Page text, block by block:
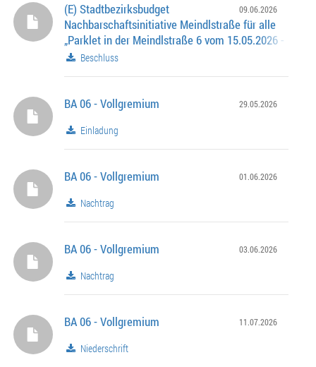
09.06.2026
(E) Stadtbezirksbudget
Nachbarschaftsinitiative Meindlstraße für alle
„Parklet in der Meindlstraße 6 vom 15.05.2026 -
614,99 € / AZ: 0262.100-6-0628
Beschluss
29.05.2026
BA 06 - Vollgremium
Einladung
01.06.2026
BA 06 - Vollgremium
Nachtrag
03.06.2026
BA 06 - Vollgremium
Nachtrag
11.07.2026
BA 06 - Vollgremium
Niederschrift